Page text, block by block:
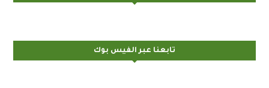
تابعنا عبر الفيس بوك